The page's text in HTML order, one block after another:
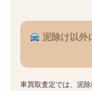
泥除け以外
車買取査定では、泥